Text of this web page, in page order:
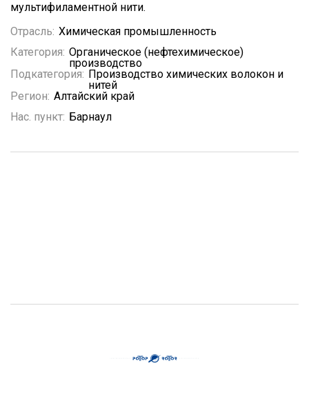
мультифиламентной нити.
Отрасль: Химическая промышленность
Категория: Органическое (нефтехимическое)
производство
Подкатегория: Производство химических волокон и
нитей
Регион: Алтайский край
Нас. пункт: Барнаул